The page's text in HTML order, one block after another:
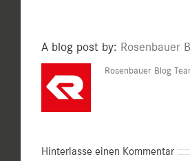
A blog post by: Rosenbauer
Rosenbauer Blog
Hinterlasse einen Kommentar